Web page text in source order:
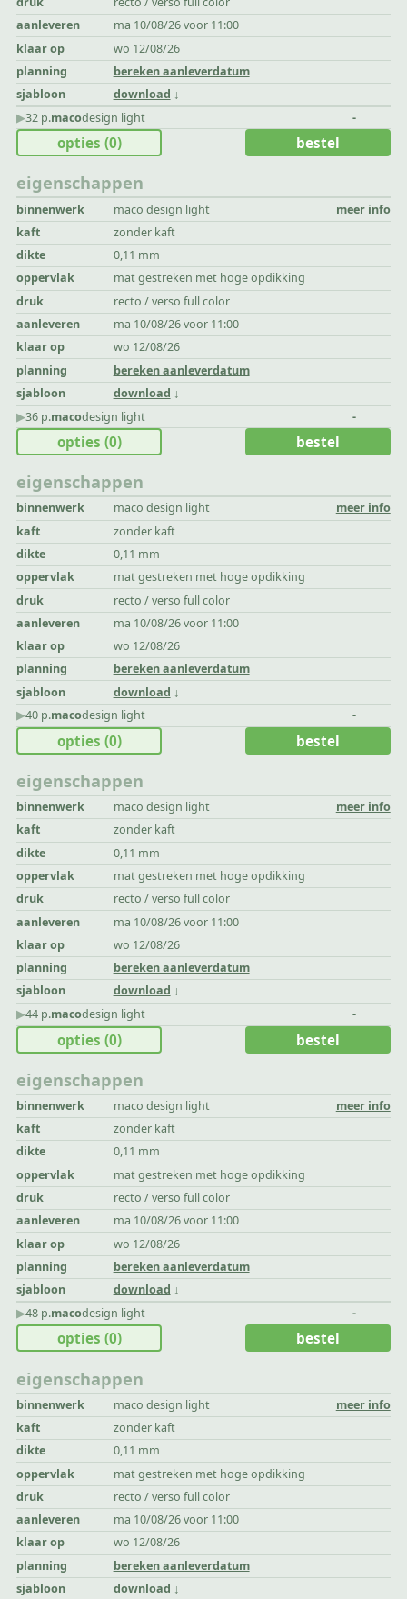
aanleveren
ma 10/08/26 voor 11:00
klaar op
wo 12/08/26
planning
bereken aanleverdatum
sjabloon
download
▶︎32 p.macodesign light -
eigenschappen
binnenwerk maco design light
meer info
kaft
zonder kaft
dikte
0,11 mm
oppervlak
mat gestreken met hoge opdikking
druk
recto / verso full color
aanleveren
ma 10/08/26 voor 11:00
klaar op
wo 12/08/26
planning
bereken aanleverdatum
sjabloon
download
opties (0) bestel
▶︎36 p.macodesign light -
eigenschappen
binnenwerk maco design light
meer info
kaft
zonder kaft
dikte
0,11 mm
oppervlak
mat gestreken met hoge opdikking
druk
recto / verso full color
aanleveren
ma 10/08/26 voor 11:00
klaar op
wo 12/08/26
planning
bereken aanleverdatum
sjabloon
download
opties (0) bestel
▶︎40 p.macodesign light -
eigenschappen
binnenwerk maco design light
meer info
kaft
zonder kaft
dikte
0,11 mm
oppervlak
mat gestreken met hoge opdikking
druk
recto / verso full color
aanleveren
ma 10/08/26 voor 11:00
klaar op
wo 12/08/26
planning
bereken aanleverdatum
sjabloon
download
opties (0) bestel
▶︎44 p.macodesign light -
eigenschappen
binnenwerk maco design light
meer info
kaft
zonder kaft
dikte
0,11 mm
oppervlak
mat gestreken met hoge opdikking
druk
recto / verso full color
aanleveren
ma 10/08/26 voor 11:00
klaar op
wo 12/08/26
planning
bereken aanleverdatum
sjabloon
download
opties (0) bestel
▶︎48 p.macodesign light -
eigenschappen
binnenwerk maco design light
meer info
kaft
zonder kaft
dikte
0,11 mm
oppervlak
mat gestreken met hoge opdikking
druk
recto / verso full color
aanleveren
ma 10/08/26 voor 11:00
klaar op
wo 12/08/26
planning
bereken aanleverdatum
sjabloon
download
opties (0) bestel